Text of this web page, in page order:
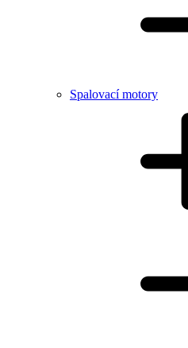
Spalovací motory